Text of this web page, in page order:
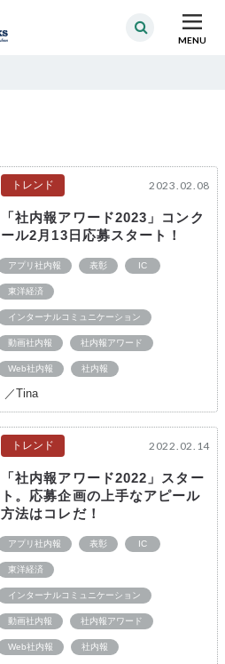
MENU
トレンド 2023.02.08
「社内報アワード2023」コンク
ール2月13日応募スタート！
アプリ社内報 表彰 IC
東洋経済
インターナルコミュニケーション
動画社内報 社内報アワード
Web社内報 社内報
／Tina
トレンド 2022.02.14
「社内報アワード2022」スター
ト。応募企画の上手なアピール
方法はコレだ！
アプリ社内報 表彰 IC
東洋経済
インターナルコミュニケーション
動画社内報 社内報アワード
Web社内報 社内報